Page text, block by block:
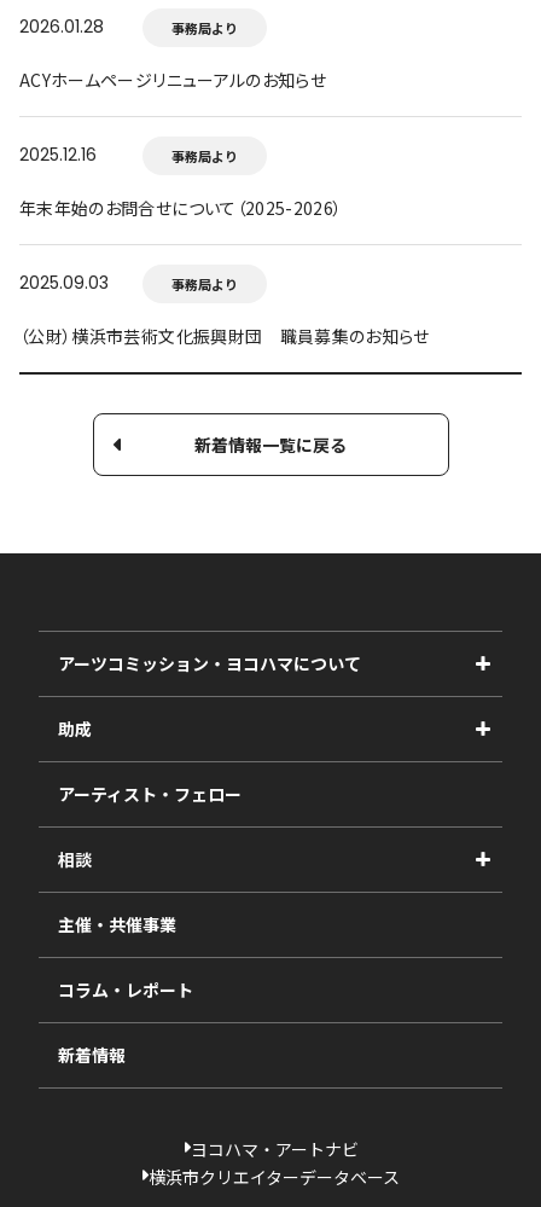
2026.01.28 事務局より
ACYホームページリニューアルのお知らせ
2025.12.16 事務局より
年末年始のお問合せについて（2025-2026）
2025.09.03 事務局より
（公財）横浜市芸術文化振興財団 職員募集のお知らせ
新着情報一覧に戻る
アーツコミッション・ヨコハマについて
事業紹介
事業報告書
助成
2027年度
2026年度
2025年度
2024年度
2023年度
過去の採択一覧
アーティスト・フェロー
相談
視察・ヒアリング・研究
相談依頼フォーム
主催・共催事業
コラム・レポート
新着情報
ヨコハマ・アートナビ
横浜市クリエイターデータベース